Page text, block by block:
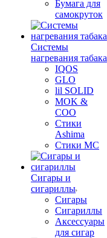
Бумага для
самокруток
Системы
нагревания табака
IQOS
GLO
lil SOLID
MOK &
COO
Стики
Ashima
Стики MC
Сигары и
сигариллы
Сигары
Сигариллы
Аксессуары
для сигар